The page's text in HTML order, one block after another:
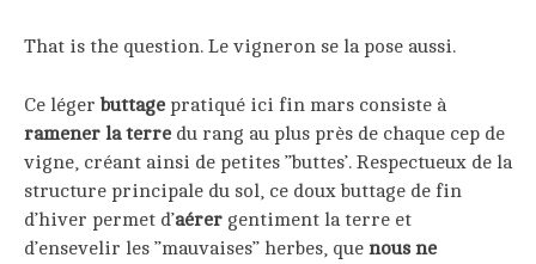
That is the question. Le vigneron se la pose aussi.
Ce léger buttage pratiqué ici fin mars consiste à
ramener la terre du rang au plus près de chaque cep de
vigne, créant ainsi de petites ’’buttes’. Respectueux de la
structure principale du sol, ce doux buttage de fin
d’hiver permet d’aérer gentiment la terre et
d’ensevelir les ’’mauvaises’’ herbes, que nous ne